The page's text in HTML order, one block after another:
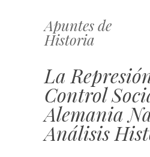
Apuntes de
Historia
Saltar
al
La
Control
Alemania
Análisis